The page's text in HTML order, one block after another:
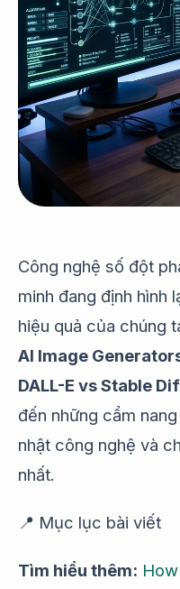
Công nghệ số đột
minh đang định hình
hiệu quả của chúng
AI Image
DALL-E vs Stable
đến những cẩm
nhật công nghệ và
nhất.
📍 Mục lục bài viết
Tìm hiểu thêm: